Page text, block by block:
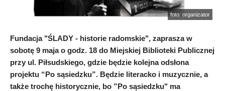
foto: organizator
Fundacja "ŚLADY - historie radomskie", zaprasza w
sobotę 9 maja o godz. 18 do Miejskiej Biblioteki Publicznej
przy ul. Piłsudskiego, gdzie będzie kolejna odsłona
projektu “Po sąsiedzku”. Będzie literacko i muzycznie, a
także trochę historycznie, bo ”Po sąsiedzku" ma